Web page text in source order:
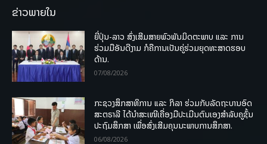
ຂ່າວພາຍໃນ
ຍີ່ປຸ່ນ-ລາວ ສົ່ງເສີມສາຍພົວພັນມິດຕະພາບ ແລະ ການ
ຮ່ວມມືອັນດີງາມ ກໍຄືການເປັນຄູ່ຮ່ວມຍຸດທະສາດຮອບ
ດ້ານ.
07/08/2026
ກະຊວງສຶກສາທິການ ແລະ ກິລາ ຮ່ວມກັບລັດຖະບານອົດ
ສະຕຣາລີ ໄດ້ນຳສະເໜີເຄື່ອງມືປະເມີນຕົນເອງສຳລັບຄູຊັ້ນ
ປະຖົມສຶກສາ ເພື່ອສົ່ງເສີມຄຸນນະພາບການສຶກສາ.
06/08/2026